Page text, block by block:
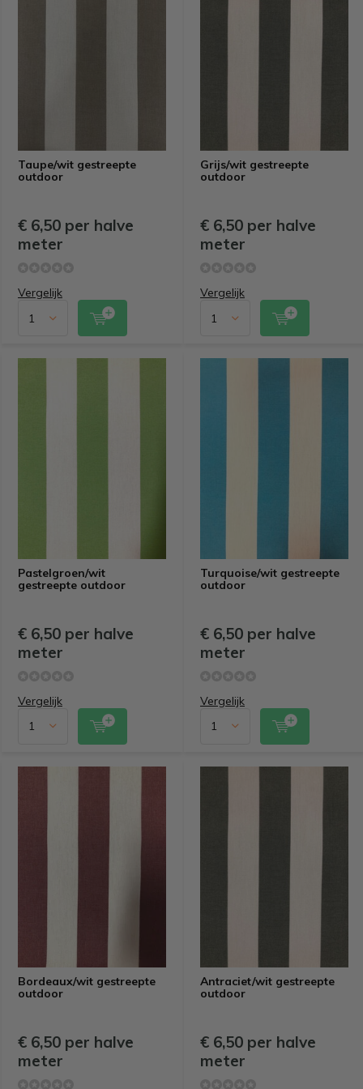
Taupe/wit gestreepte
outdoor
€ 6,50 per halve
meter
Vergelijk
Grijs/wit gestreepte
outdoor
€ 6,50 per halve
meter
Vergelijk
Pastelgroen/wit
gestreepte outdoor
€ 6,50 per halve
meter
Vergelijk
Turquoise/wit gestreepte
outdoor
€ 6,50 per halve
meter
Vergelijk
Bordeaux/wit gestreepte
outdoor
€ 6,50 per halve
meter
Antraciet/wit gestreepte
outdoor
€ 6,50 per halve
meter